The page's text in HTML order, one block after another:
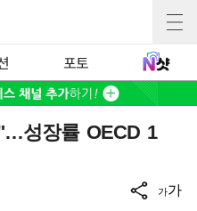
포토
성장률 OECD 1
가가